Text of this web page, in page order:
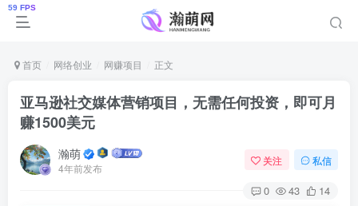
首页 网络创业 网赚项目 正文
亚马逊社交媒体营销项目，无需任何投资，即可月
赚1500美元
瀚萌
4年前发布
关注 私信
0 43 14